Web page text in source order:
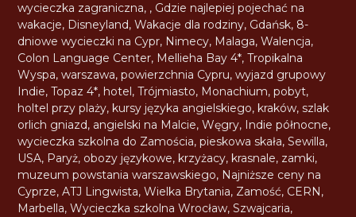
wycieczka zagraniczna, , Gdzie najlepiej pojechać na
wakacje, Disneyland,Wakacje dla rodziny, Gdańsk, 8-
dniowe wycieczki na Cypr, Nimecy, Malaga,Walencja,
Colon Language Center, Mellieha Bay 4*,Tropikalna
Wyspa,warszawa,powierzchnia Cypru,wyjazd grupowy
Indie,Topaz 4*, hotel,Trójmiasto, Monachium,pobyt,
holtel przy plaży, kursy języka angielskiego, kraków,szlak
orlich gniazd, angielski na Malcie,Węgry, Indie północne,
wycieczka szkolna do Zamościa,pieskowa skała,Sewilla,
USA, Paryż, obozy językowe, krzyżacy, krasnale, zamki,
muzeum powstania warszawskiego, Najniższe ceny na
Cyprze,ATJ Lingwista,Wielka Brytania, Zamość, CERN,
Marbella,Wycieczka szkolna Wrocław,Szwajcaria,